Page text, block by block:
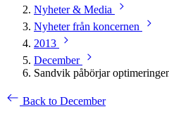
Nyheter & Media
Nyheter från koncernen
2013
December
Sandvik påbörjar
Back to December